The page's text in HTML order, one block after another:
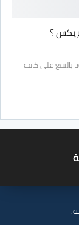
؟
بالنفع على كافة